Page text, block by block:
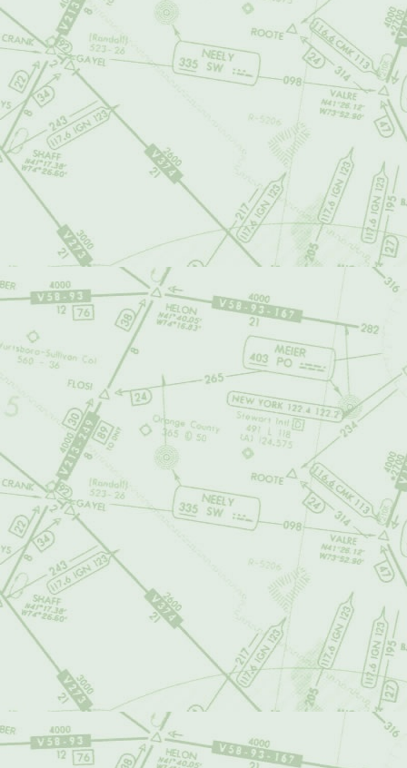
Infrinja las
de las
Sea
otra
otorgadas y
Contenga
Incorpore
y/o
Contenga
otros
Infrinja las
intimidad
Contenga
carácter
(correo no
En relación con
airalandalus.org
información
los daños o
airalandalus.org
contenido que
aviso,
contenidos, a
Los aportes de
de autor
por parte de
cada caso, al